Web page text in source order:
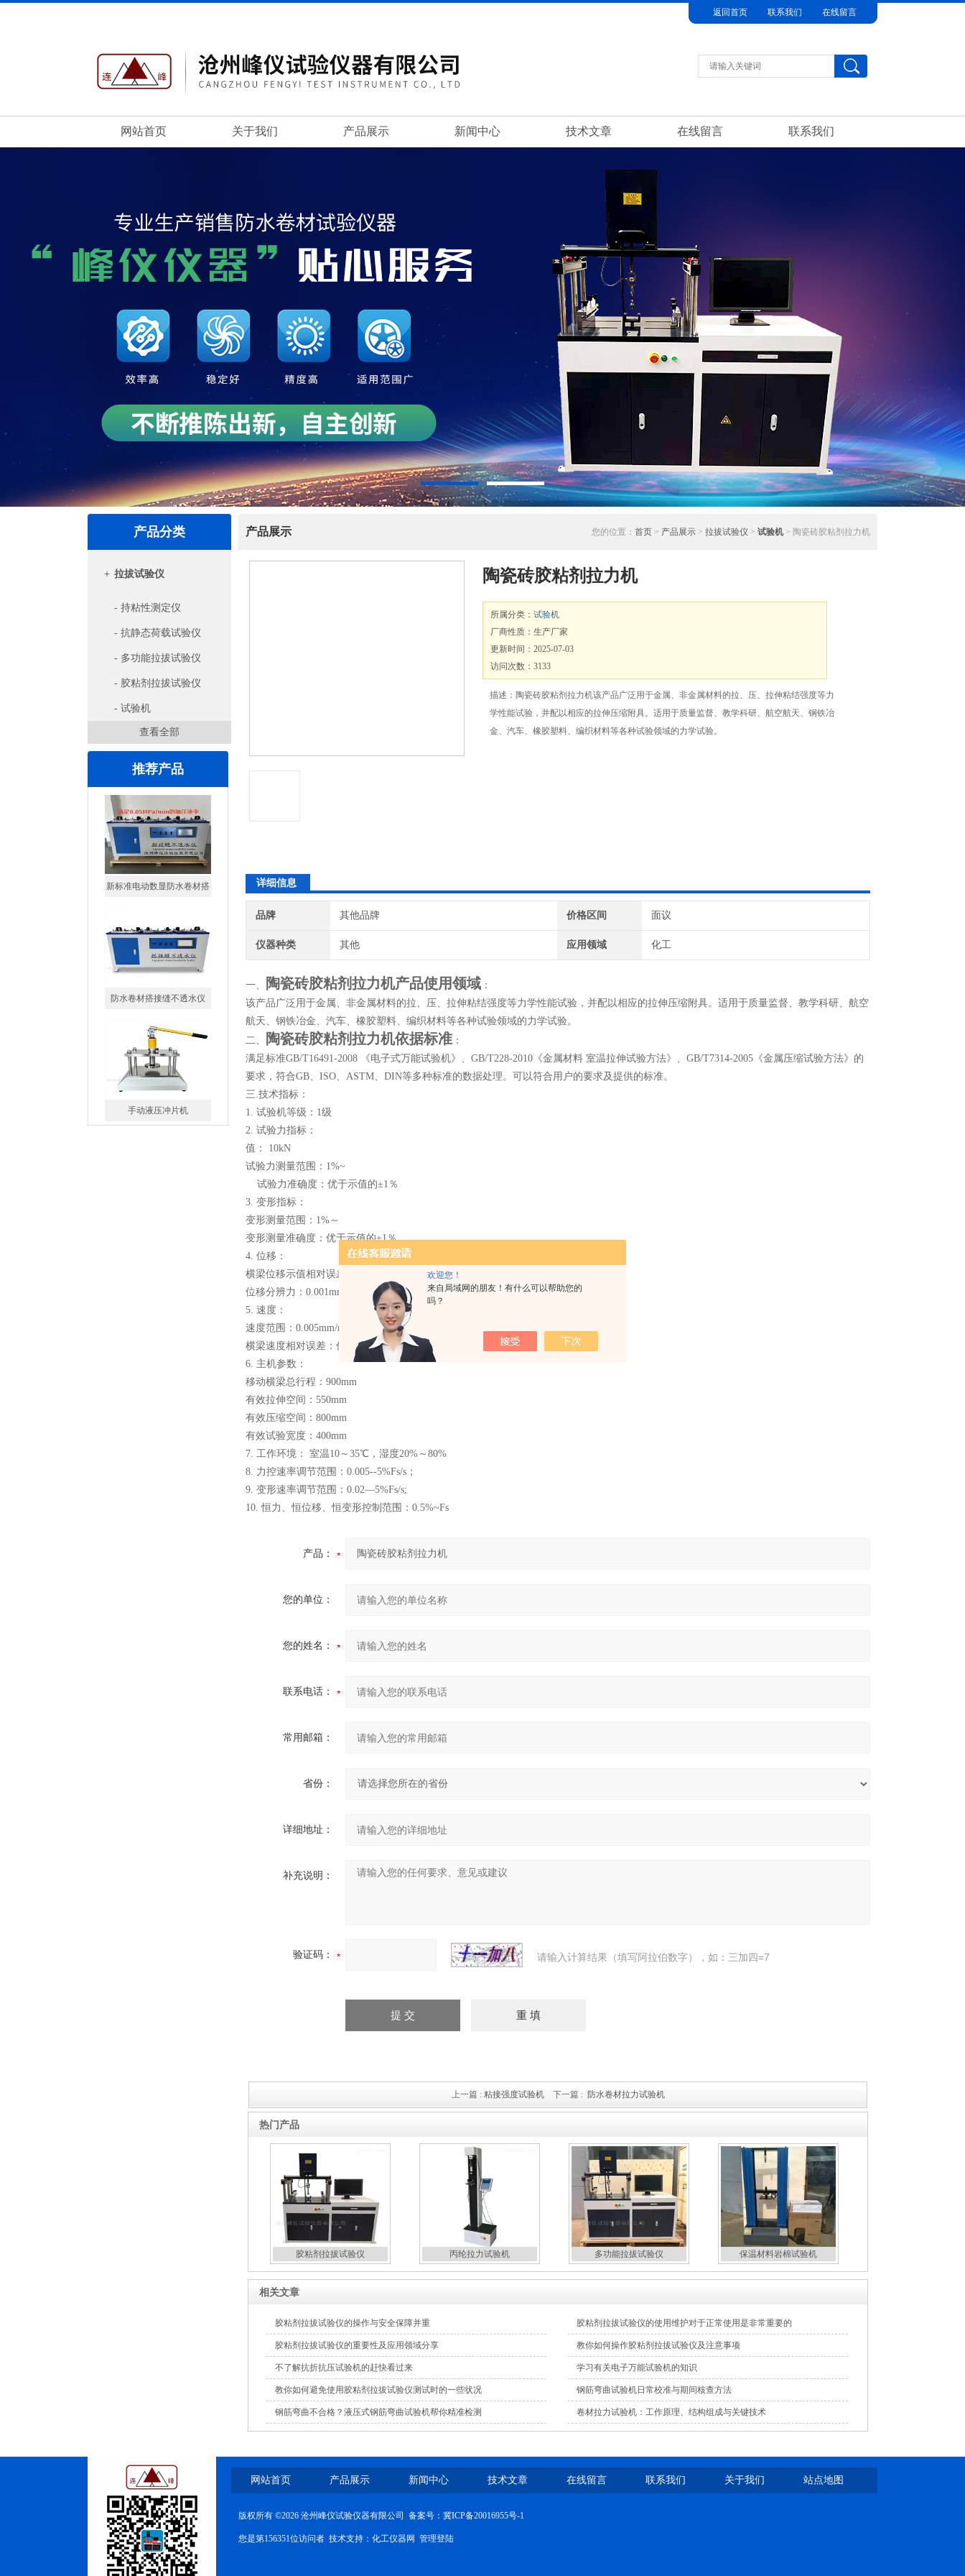
欢迎您！
来自局域网的朋友！有什么可以帮助您的
吗？
返回首页 联系我们 在线留言
网站首页 关于我们 产品展示 新闻中心 技术文章 在线留言 联系我们
产品分类
+ 拉拔试验仪
- 持粘性测定仪
- 抗静态荷载试验仪
- 多功能拉拔试验仪
- 胶粘剂拉拔试验仪
- 试验机
查看全部
推荐产品
新标准电动数显防水卷材搭
接缝不透水仪
产品展示 您的位置： 首页 > 产品展示 > 拉拔试验仪 > 试验机 > 陶瓷砖胶粘剂拉力机
陶瓷砖胶粘剂拉力机
所属分类： 试验机
厂商性质：生产厂家
更新时间：2025-07-03
访问次数：3133
描述：陶瓷砖胶粘剂拉力机该产品广泛用于金属、非金属材料的拉、压、拉伸粘结强度等力
学性能试验，并配以相应的拉伸压缩附具。适用于质量监督、教学科研、航空航天、钢铁冶
金、汽车、橡胶塑料、编织材料等各种试验领域的力学试验。
详细信息
品牌 其他品牌 价格区间 面议
仪器种类 其他 应用领域 化工
一、 陶瓷砖胶粘剂拉力机产品使用领域 ：
该产品广泛用于金属、非金属材料的拉、压、拉伸粘结强度等力学性能试验，并配以相应的拉伸压缩附具。适用于质量监督、教学科研、航空
航天、钢铁冶金、汽车、橡胶塑料、编织材料等各种试验领域的力学试验。
二、
陶瓷砖胶粘剂拉力机依据标准 ：
满足标准GB/T16491-2008 《电子式万能试验机》、GB/T228-2010《金属材料 室温拉伸试验方法》、GB/T7314-2005《金属压缩试验方法》的
要求，符合GB、ISO、ASTM、DIN等多种标准的数据处理。可以符合用户的要求及提供的标准。
三.技术指标：
1. 试验机等级：1级
2. 试验力指标：
值： 10kN
试验力测量范围：1%~
试验力准确度：优于示值的±1％
3. 变形指标：
变形测量范围：1%～
变形测量准确度：优于示值的±1％
4. 位移：
横梁位移示值相对误差：±1%
位移分辨力：0.001mm
5. 速度：
速度范围：0.005mm/min ~ 500mm/min无级调速
横梁速度相对误差：优于示值的±1％
6. 主机参数：
移动横梁总行程：900mm
有效拉伸空间：550mm
有效压缩空间：800mm
有效试验宽度：400mm
7. 工作环境： 室温10～35℃，湿度20%～80%
8. 力控速率调节范围：0.005--5%Fs/s；
9. 变形速率调节范围：0.02—5%Fs/s;
10. 恒力、恒位移、恒变形控制范围：0.5%~Fs
产品：
您的单位：
您的姓名：
联系电话：
常用邮箱：
省份：
详细地址：
补充说明：
验证码： 请输入计算结果（填写阿拉伯数字），如：三加四=7
上一篇 : 粘接强度试验机下一篇 : 防水卷材拉力试验机
热门产品
胶粘剂拉拔试验仪 丙纶拉力试验机 多功能拉拔试验仪 保温材料岩棉试验机
相关文章
胶粘剂拉拔试验仪的操作与安全保障并重 胶粘剂拉拔试验仪的使用维护对于正常使用是非常重要的
胶粘剂拉拔试验仪的重要性及应用领域分享 教你如何操作胶粘剂拉拔试验仪及注意事项
不了解抗折抗压试验机的赶快看过来 学习有关电子万能试验机的知识
教你如何避免使用胶粘剂拉拔试验仪测试时的一些状况 钢筋弯曲试验机日常校准与期间核查方法
钢筋弯曲不合格？液压式钢筋弯曲试验机帮你精准检测 卷材拉力试验机：工作原理、结构组成与关键技术
网站首页 产品展示 新闻中心 技术文章 在线留言 联系我们 关于我们 站点地图
版权所有 ©2026 沧州峰仪试验仪器有限公司 备案号：冀ICP备20016955号-1
您是第156351位访问者 技术支持： 化工仪器网 管理登陆